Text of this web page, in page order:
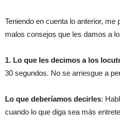
Teniendo en cuenta lo anterior,
malos consejos que les damos a
1. Lo que les decimos a los
30 segundos. No se arriesgue a
Lo que deberíamos decirles:
cuando lo que diga sea más